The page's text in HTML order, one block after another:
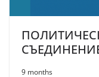
9 months